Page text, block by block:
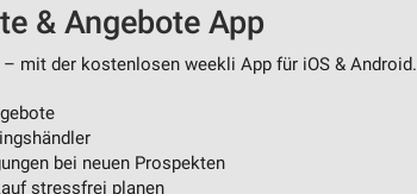
& Angebote App
mit der kostenlosen weekli App für iOS & Android.
bei neuen Prospekten
stressfrei planen
aus verschiedenen